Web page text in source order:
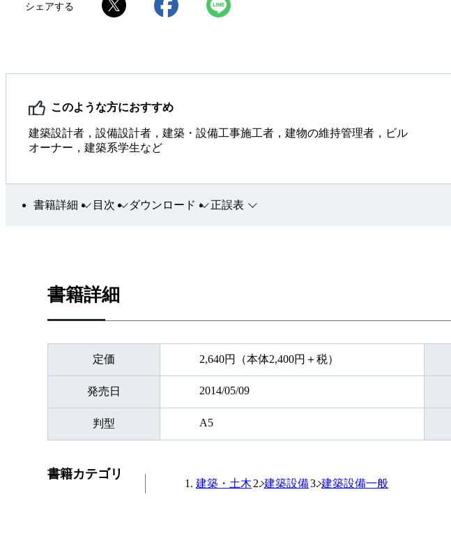
シェアする
このような方におすすめ
建築設計者，設備設計者，建築・設備工事施工者，建物の維持管理者，ビル
オーナー，建築系学生など
書籍詳細 目次 ダウンロード 正誤表
書籍詳細
定価 2,640円（本体2,400円＋税）
発売日 2014/05/09
判型 A5
書籍カテゴリ
建築・土木 建築設備 建築設備一般